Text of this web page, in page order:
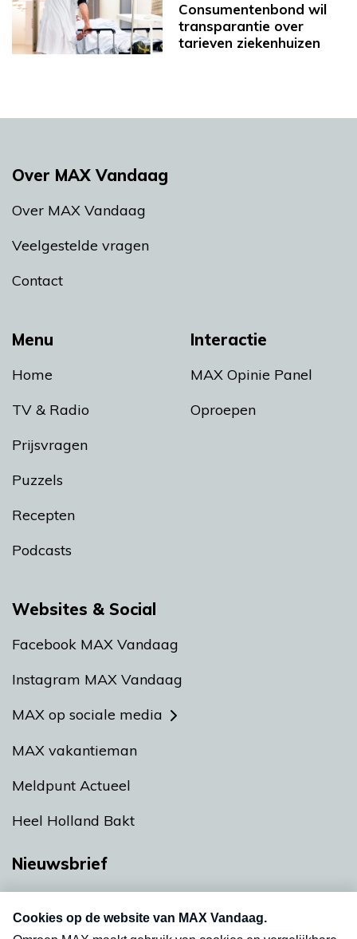
Consumentenbond wil
transparantie over
tarieven ziekenhuizen
Menu
Home
TV & Radio
Prijsvragen
Puzzels
Recepten
Podcasts
Interactie
MAX Opinie Panel
Oproepen
Over MAX Vandaag
Over MAX Vandaag
Veelgestelde vragen
Contact
Websites & Social
Facebook MAX Vandaag
Instagram MAX Vandaag
MAX op sociale media
MAX vakantieman
Meldpunt Actueel
Heel Holland Bakt
Nieuwsbrief
nieuwsbrief. Elke vrijdag- en dinsdagochtend in